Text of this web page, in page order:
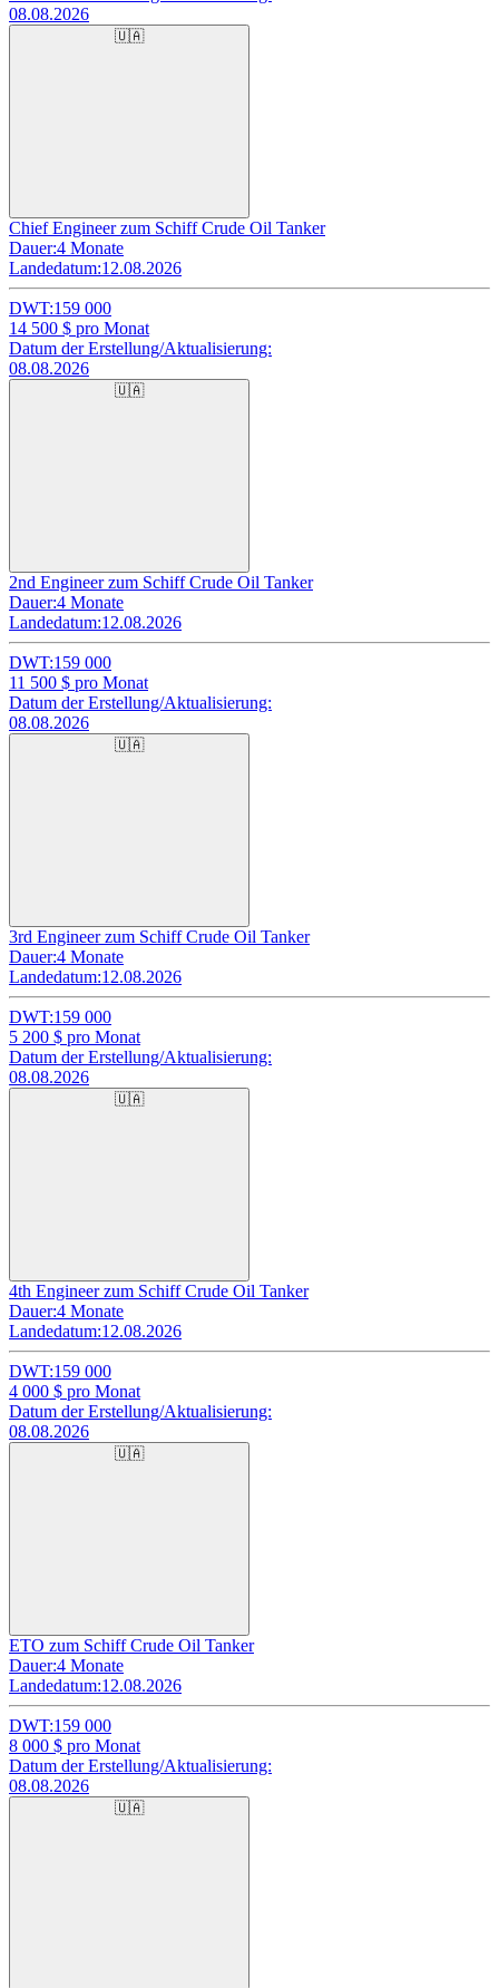
08.08.2026
🇺🇦
Chief Engineer zum Schiff Crude Oil Tanker
Dauer:4 Monate
Landedatum:12.08.2026
DWT:159 000
14 500 $ pro Monat
Datum der Erstellung/Aktualisierung:
08.08.2026
🇺🇦
2nd Engineer zum Schiff Crude Oil Tanker
Dauer:4 Monate
Landedatum:12.08.2026
DWT:159 000
11 500 $ pro Monat
Datum der Erstellung/Aktualisierung:
08.08.2026
🇺🇦
3rd Engineer zum Schiff Crude Oil Tanker
Dauer:4 Monate
Landedatum:12.08.2026
DWT:159 000
5 200 $ pro Monat
Datum der Erstellung/Aktualisierung:
08.08.2026
🇺🇦
4th Engineer zum Schiff Crude Oil Tanker
Dauer:4 Monate
Landedatum:12.08.2026
DWT:159 000
4 000 $ pro Monat
Datum der Erstellung/Aktualisierung:
08.08.2026
🇺🇦
ETO zum Schiff Crude Oil Tanker
Dauer:4 Monate
Landedatum:12.08.2026
DWT:159 000
8 000 $ pro Monat
Datum der Erstellung/Aktualisierung:
08.08.2026
🇺🇦